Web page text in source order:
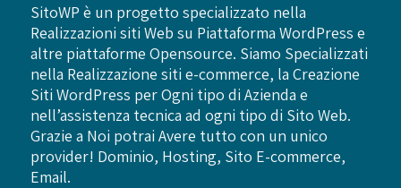
SitoWP è un progetto specializzato nella
Realizzazioni siti Web su Piattaforma WordPress e
altre piattaforme Opensource. Siamo Specializzati
nella Realizzazione siti e-commerce, la Creazione
Siti WordPress per Ogni tipo di Azienda e
nell’assistenza tecnica ad ogni tipo di Sito Web.
Grazie a Noi potrai Avere tutto con un unico
provider! Dominio, Hosting, Sito E-commerce,
Email.